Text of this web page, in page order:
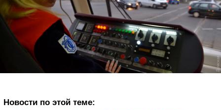
Новости по этой теме: